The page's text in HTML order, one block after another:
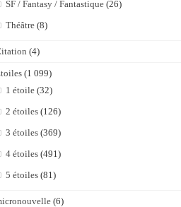
SF / Fantasy / Fantastique (26)
Théâtre (8)
(4)
(1 099)
1 étoile (32)
2 étoiles (126)
3 étoiles (369)
4 étoiles (491)
5 étoiles (81)
(6)